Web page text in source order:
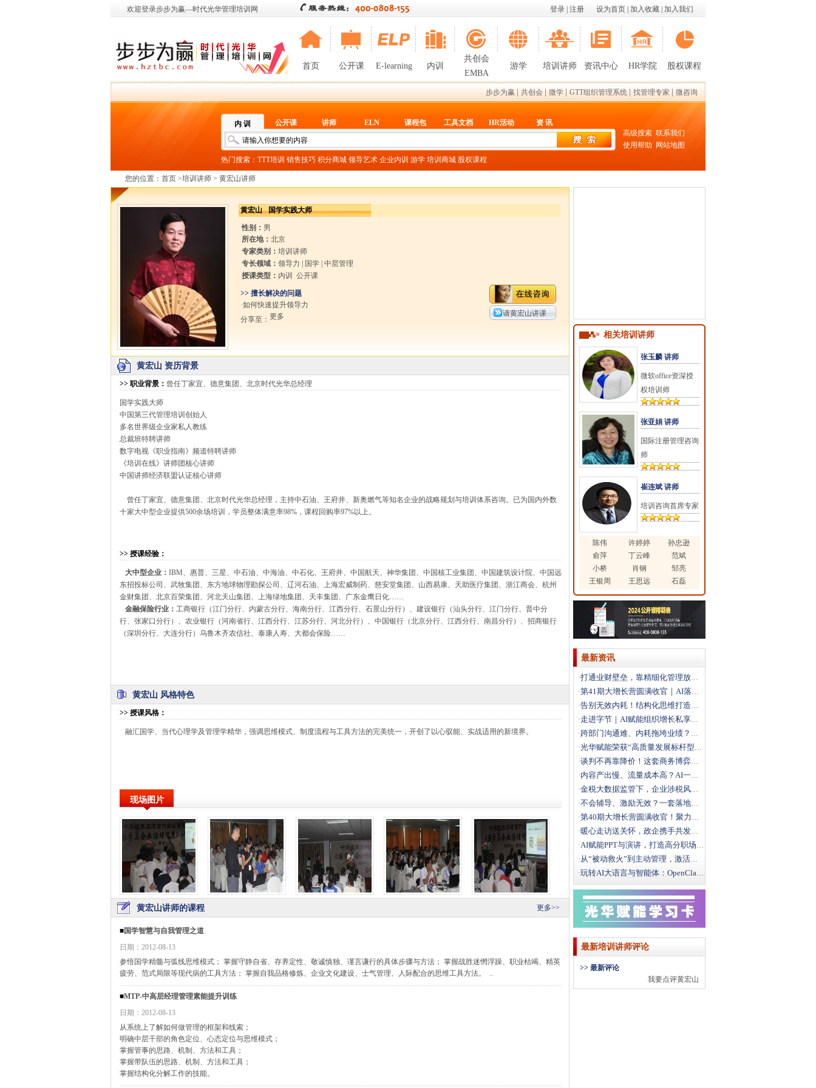
欢迎登录步步为赢—时代光华管理培训网 设为首页 加入收藏 加入我们
登录 注册
首页 公开课 E-learning 内训
共创会
EMBA
游学 培训讲师 资讯中心 HR学院 股权课程
步步为赢 共创会 微学 GTT组织管理系统 找管理专家 微咨询
内 训 公开课 讲师 ELN 课程包 工具文档 HR活动 资 讯
热门搜索： TTT培训 销售技巧 积分商城 领导艺术 企业内训 游学 培训商城 股权课程
高级搜索 联系我们
使用帮助
网站地图
您的位置： 首页 >培训讲师 > 黄宏山讲师
黄宏山 国学实践大师
性别： 男
所在地： 北京
专家类别： 培训讲师
专长领域： 领导力 国学 中层管理
授课类型： 内训 公开课
>> 擅长解决的问题
·如何快速提升领导力
分享至： 更多 请黄宏山讲课
黄宏山 资历背景
>> 职业背景 ： 曾任丁家宜、德意集团、北京时代光华总经理
国学实践大师
中国第三代管理培训 创始人
多名世界级企业家私人教练
总裁班特聘讲师
数字电视《职业指南》频道特聘讲师
《培训在线》讲师团核心讲师
中国讲师经济联盟认证核心讲师
曾任丁家宜、德意集团、北京时代光华总经理，主持中石油、王府井、新奥燃气等知名企业的战略规划与培训体系咨询。已为国内外数
十家大中型企业提供500余场培训，学员整体满意率98%，课程回购率97%以上。
>> 授课经验：
大中型企业： IBM、惠普、三星、中石油、中海油、中石化、王府井、中国航天、神华集团、中国核工业集团、中国建筑设计院、中国远
东招投标公司、武牧集团、东方地球物理勘探公司、辽河石油、上海宏威制药、慈安堂集团、山西易康、天助医疗集团、浙江商会、杭州
金财集团、北京百荣集团、河北天山集团、上海绿地集团、天丰集团、广东金鹰日化……
金融保险行业： 工商银行（江门分行、内蒙古分行、海南分行、江西分行、石景山分行）、建设银行（汕头分行、江门分行、晋中分
行、张家口分行）、农业银行（河南省行、江西分行、江苏分行、河北分行）、中国银行（北京分行、江西分行、南昌分行）、招商银行
（深圳分行、大连分行）乌鲁木齐农信社、泰康人寿、大都会保险……
黄宏山 风格特色
>> 授课风格 ：
融汇国学、当代心理学及管理学精华，强调思维模式、制度流程与工具方法的完美统一，开创了以心驭能、实战适用的新境界。
现场图片
黄宏山讲师的课程 更多>>
■国学智慧与自我管理之道
日期：2012-08-13
参悟国学精髓与弧线思维模式； 掌握守静自省、存养定性、敬诚慎独、谨言谦行的具体步骤与方法； 掌握战胜迷惘浮躁、职业枯竭、精英
疲劳、范式局限等现代病的工具方法； 掌握自我品格修炼、企业文化建设、士气管理、人际配合的思维工具方法。 ..
■MTP-中高层经理管理素能提升训练
日期：2012-08-13
从系统上了解如何做管理的框架和线索；
明确中层干部的角色定位、心态定位与思维模式；
掌握管事的思路、机制、方法和工具；
掌握带队伍的思路、机制、方法和工具；
掌握结构化分解工作的技能。
相关培训讲师
张玉麟 讲师
微软office资深授
权培训师
张亚娟 讲师
国际注册管理咨询
师
崔连斌 讲师
培训咨询首席专家
陈伟 许婷婷
孙忠逊
俞萍
丁云峰
范斌
小桥
肖钢
邹亮
王银周
王思远 石磊
最新资讯
·打通业财壁垒，靠精细化管理放大利润
·第41期大增长营圆满收官｜AI落地+科学经营双引擎，
·告别无效内耗！结构化思维打造高效解题团队
·走进字节｜AI赋能组织增长私享会圆满落幕，解锁结构性
·跨部门沟通难、内耗拖垮业绩？这场沙盘课教你打通跨部门
·光华赋能荣获“高质量发展标杆型企业”
·谈判不再靠降价！这套商务博弈法，直接拿下大客户
·内容产出慢、流量成本高？AI一站式搭建自动化营销体系
·金税大数据监管下，企业涉税风险如何破局？
·不会辅导、激励无效？一套落地方法打造高绩效团队
·第40期大增长营圆满收官！聚力破局，向结构性增长而行
·暖心走访送关怀，政企携手共发展｜文新街道领导莅临光华
·AI赋能PPT与演讲，打造高分职场汇报
·从“被动救火”到主动管理，激活一线班组效能
·玩转AI大语言与智能体：OpenClaw办公实战全攻
最新培训讲师评论
>> 最新评论
我要点评黄宏山